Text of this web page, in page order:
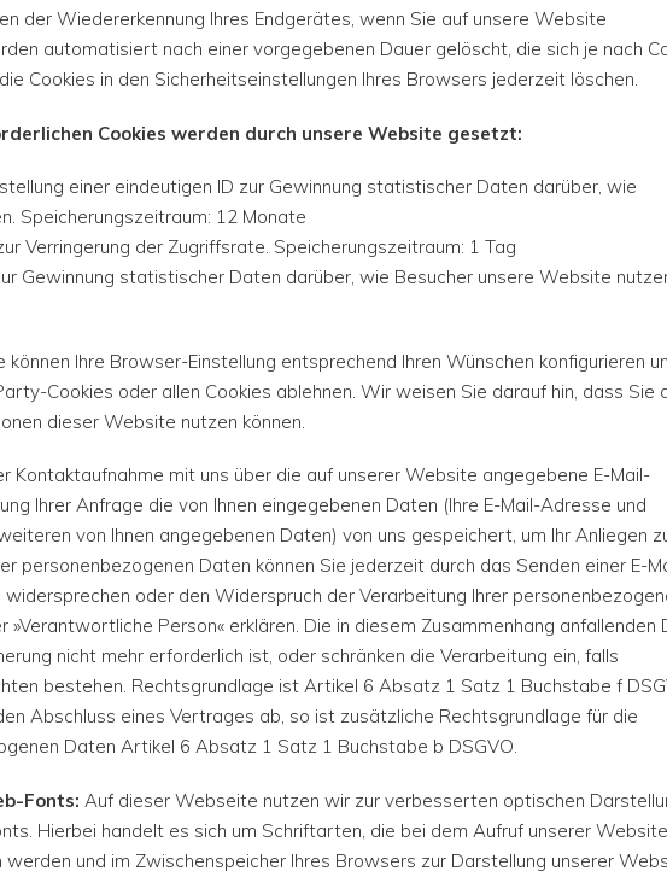
der Wiedererkennung Ihres Endgerätes, wenn Sie auf unsere Website
automatisiert nach einer vorgegebenen Dauer gelöscht, die sich je nach
Cookies in den Sicherheitseinstellungen Ihres Browsers jederzeit löschen.
Cookies werden durch unsere Website gesetzt:
einer eindeutigen ID zur Gewinnung statistischer Daten darüber, wie
Speicherungszeitraum: 12 Monate
Verringerung der Zugriffsrate. Speicherungszeitraum: 1 Tag
Gewinnung statistischer Daten darüber, wie Besucher unsere Website
können Ihre Browser-Einstellung entsprechend Ihren Wünschen konfigurieren
Cookies oder allen Cookies ablehnen. Wir weisen Sie darauf hin, dass Sie
dieser Website nutzen können.
Kontaktaufnahme mit uns über die auf unserer Website angegebene E-Mail-
Ihrer Anfrage die von Ihnen eingegebenen Daten (Ihre E-Mail-Adresse und
von Ihnen angegebenen Daten) von uns gespeichert, um Ihr Anliegen
personenbezogenen Daten können Sie jederzeit durch das Senden einer E-
oder den Widerspruch der Verarbeitung Ihrer
Person« erklären. Die in diesem Zusammenhang anfallenden
nicht mehr erforderlich ist, oder schränken die Verarbeitung ein, falls
bestehen. Rechtsgrundlage ist Artikel 6 Absatz 1 Satz 1 Buchstabe f
Abschluss eines Vertrages ab, so ist zusätzliche Rechtsgrundlage für die
Daten Artikel 6 Absatz 1 Satz 1 Buchstabe b DSGVO.
Fonts: Auf dieser Webseite nutzen wir zur verbesserten optischen
Hierbei handelt es sich um Schriftarten, die bei dem Aufruf unserer
und im Zwischenspeicher Ihres Browsers zur Darstellung unserer